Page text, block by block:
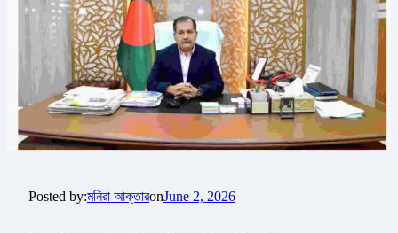
Posted by:মনিরা আক্তারonJune 2, 2026